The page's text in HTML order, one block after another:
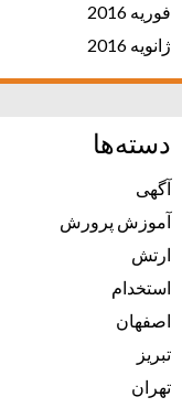
فوریه 2016
ژانویه 2016
دسته‌ها
آگهی
آموزش پرورش
ارتش
استخدام
اصفهان
تبریز
تهران